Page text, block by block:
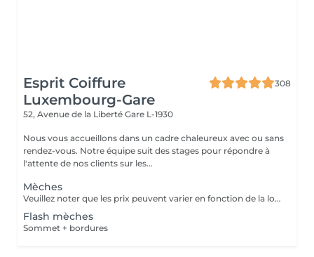
Esprit Coiffure
Luxembourg-Gare
308
52, Avenue de la Liberté Gare L-1930
Nous vous accueillons dans un cadre chaleureux avec ou sans
rendez-vous. Notre équipe suit des stages pour répondre à
l'attente de nos clients sur les...
Mèches
Veuillez noter que les prix peuvent varier en fonction de la longueur des cheveux.
Flash mèches
Sommet + bordures